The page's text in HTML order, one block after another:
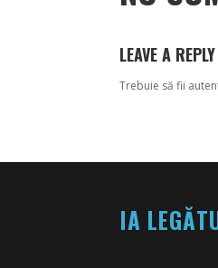
LEAVE A REPLY
Trebuie să fii
IA